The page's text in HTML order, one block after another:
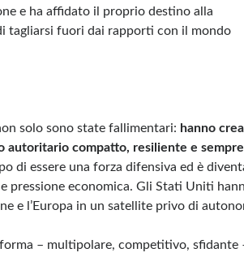
e ha affidato il proprio destino alla
tagliarsi fuori dai rapporti con il mondo
solo sono state fallimentari: hanno
autoritario compatto, resiliente e
di essere una forza difensiva ed è
pressione economica. Gli Stati Uniti
e l’Europa in un satellite privo di
– multipolare, competitivo, sfidante